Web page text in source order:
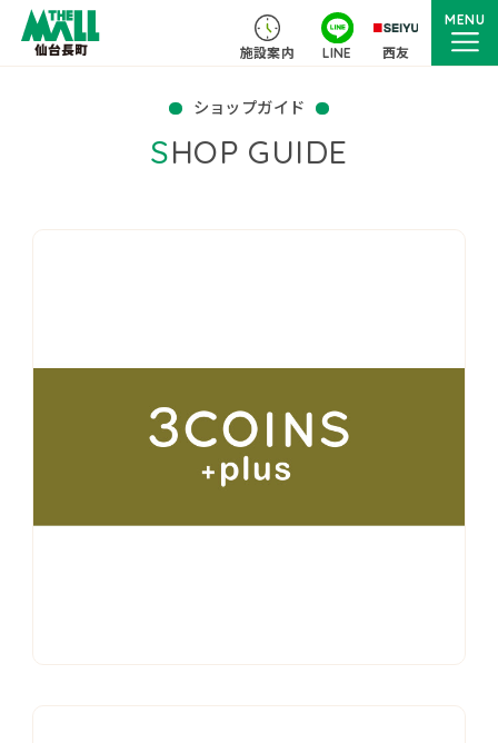
施設案内 LINE 西友
MENU
ショップガイド
SHOP GUIDE